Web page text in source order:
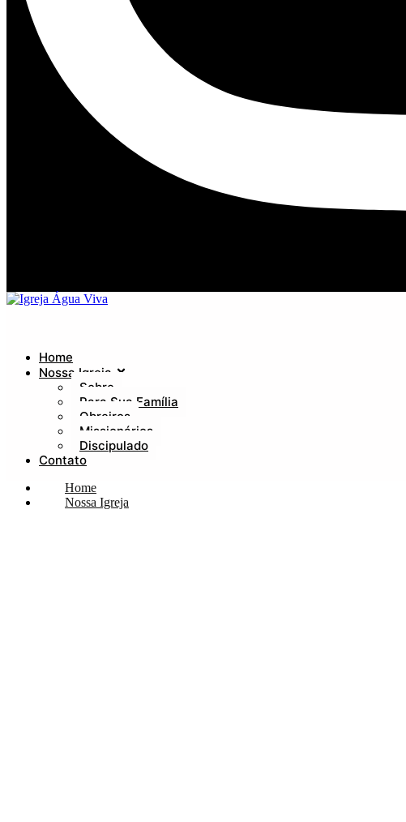
Home
Nossa Igreja
Sobre
Para Sua Família
Obreiros
Missionários
Discipulado
Contato
Home
Nossa Igreja